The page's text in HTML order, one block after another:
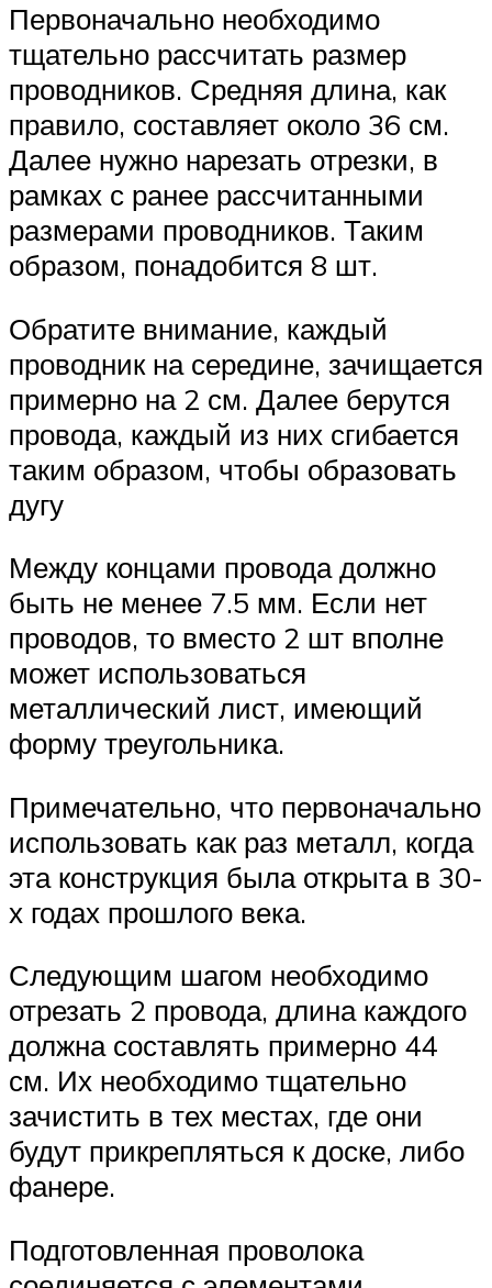
Первоначально необходимо
тщательно рассчитать размер
проводников. Средняя длина, как
правило, составляет около 36 см.
Далее нужно нарезать отрезки, в
рамках с ранее рассчитанными
размерами проводников. Таким
образом, понадобится 8 шт.
Обратите внимание, каждый
проводник на середине, зачищается
примерно на 2 см. Далее берутся
провода, каждый из них сгибается
таким образом, чтобы образовать
дугу
Между концами провода должно
быть не менее 7.5 мм. Если нет
проводов, то вместо 2 шт вполне
может использоваться
металлический лист, имеющий
форму треугольника.
Примечательно, что первоначально
использовать как раз металл, когда
эта конструкция была открыта в 30-
х годах прошлого века.
Следующим шагом необходимо
отрезать 2 провода, длина каждого
должна составлять примерно 44
см. Их необходимо тщательно
зачистить в тех местах, где они
будут прикрепляться к доске, либо
фанере.
Подготовленная проволока